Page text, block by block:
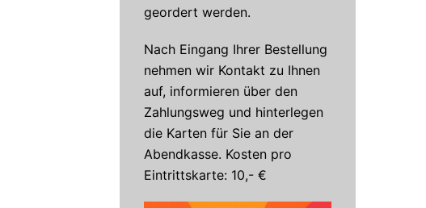
geordert werden.
Nach Eingang Ihrer Bestellung
nehmen wir Kontakt zu Ihnen
auf, informieren über den
Zahlungsweg und hinterlegen
die Karten für Sie an der
Abendkasse. Kosten pro
Eintrittskarte: 10,- €